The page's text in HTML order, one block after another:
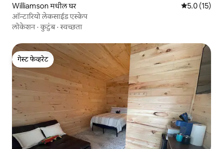
Williamson मधील घर 5 पैकी 5.0
5.0 (15)
ऑन्टारियो लेकसाईड एस्केप
लोकेशन ·कुटुंब·स्वच्छता
गेस्ट फेव्हरेट
गेस्ट फेव्हरेट